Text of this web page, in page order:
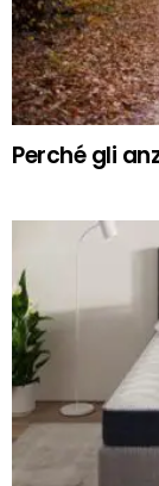
Perché gli